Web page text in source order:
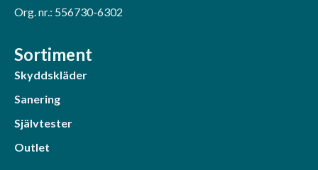
Org. nr.: 556730-6302
Sortiment
Skyddskläder
Sanering
Självtester
Outlet